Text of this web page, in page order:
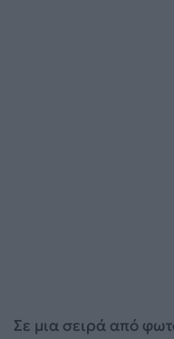
Σε μια σειρά από